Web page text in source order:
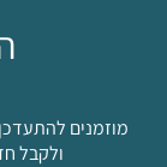
מוזמנים
ולקבל